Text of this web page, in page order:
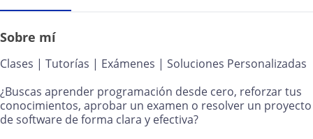
Sobre mí
Clases | Tutorías | Exámenes | Soluciones Personalizadas
¿Buscas aprender programación desde cero, reforzar tus
conocimientos, aprobar un examen o resolver un proyecto
de software de forma clara y efectiva?